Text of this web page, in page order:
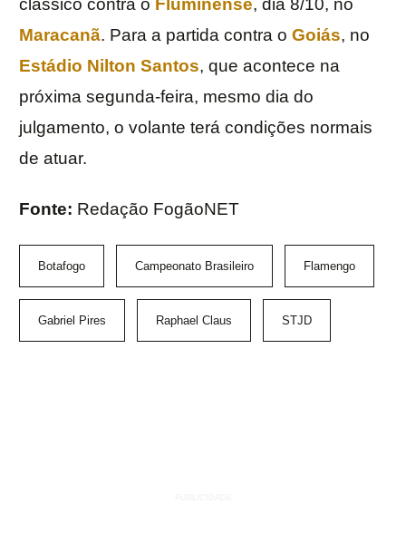
clássico contra o Fluminense, dia 8/10, no
Maracanã. Para a partida contra o Goiás, no
Estádio Nilton Santos, que acontece na
próxima segunda-feira, mesmo dia do
julgamento, o volante terá condições normais
de atuar.
Fonte: Redação FogãoNET
Botafogo Campeonato Brasileiro Flamengo
Gabriel Pires Raphael Claus STJD